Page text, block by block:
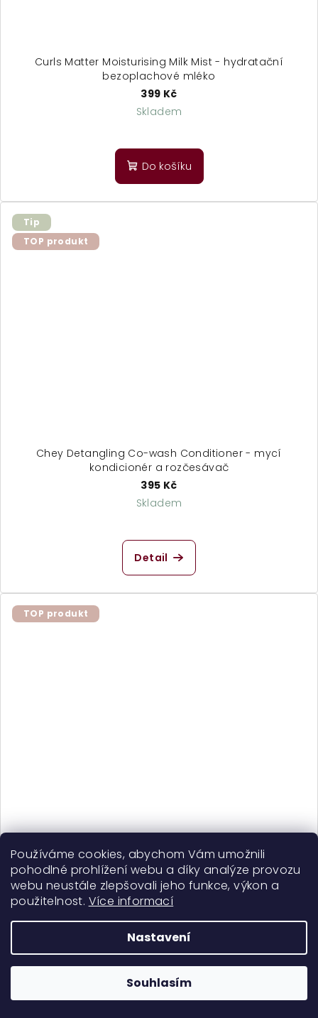
Používáme cookies, abychom Vám umožnili
pohodlné prohlížení webu a díky analýze provozu
webu neustále zlepšovali jeho funkce, výkon a
použitelnost. Více informací
Nastavení
Souhlasím
Curls Matter Moisturising Milk Mist - hydratační
bezoplachové mléko
399 Kč
Skladem
Do košíku
Tip
TOP produkt
Chey Detangling Co-wash Conditioner - mycí
kondicionér a rozčesávač
395 Kč
Skladem
Detail
TOP produkt
co-wash
329 Kč
Skladem